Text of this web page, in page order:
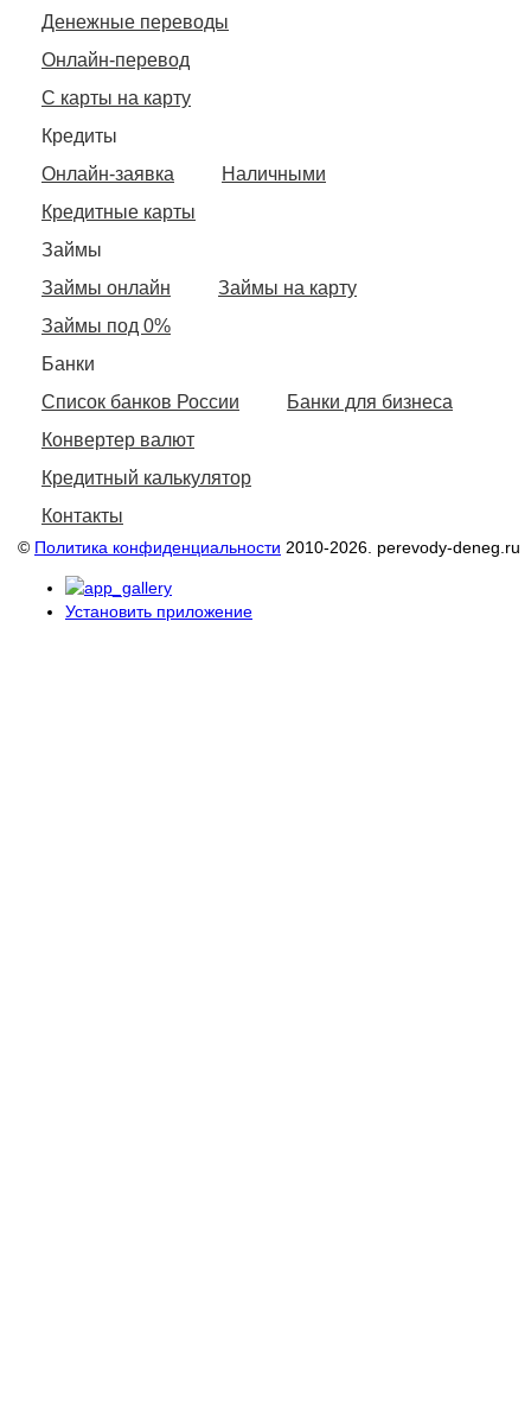
Денежные переводы
Онлайн-перевод
С карты на карту
Кредиты
Онлайн-заявка
Наличными
Кредитные карты
Займы
Займы онлайн
Займы на карту
Займы под 0%
Банки
Список банков России
Банки для бизнеса
Конвертер валют
Кредитный калькулятор
Контакты
© Политика конфиденциальности 2010-2026. perevody-deneg.ru
Установить приложение